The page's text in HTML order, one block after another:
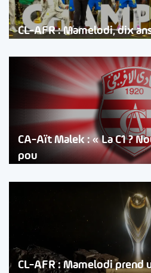
CL-AFR : Mamelodi, dix
CA-Aït Malek : « La C1 ?
pou
CL-AFR : Mamelodi